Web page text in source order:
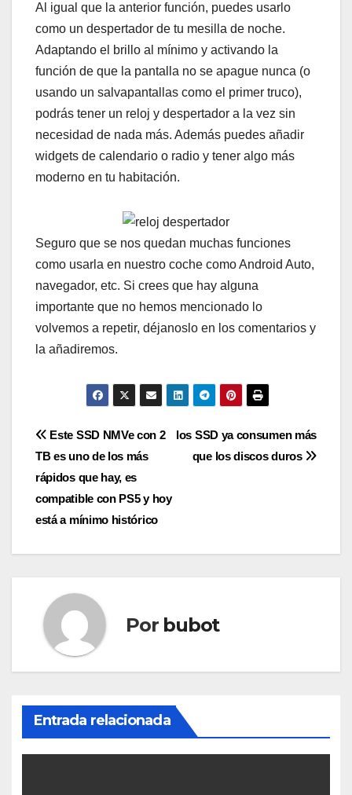
Al igual que la anterior función, puedes usarlo
como un despertador de tu mesilla de noche.
Adaptando el brillo al mínimo y activando la
función de que la pantalla no se apague nunca (o
usando un salvapantallas como el primer truco),
podrás tener un reloj y despertador a la vez sin
necesidad de nada más. Además puedes añadir
widgets de calendario o radio y tener algo más
moderno en tu habitación.
Seguro que se nos quedan muchas funciones
como usarla en nuestro coche como Android Auto,
navegador, etc. Si crees que hay alguna
importante que no hemos mencionado lo
volvemos a repetir, déjanoslo en los comentarios y
la añadiremos.
Navegación
de
entradas
los SSD ya consumen más
que los discos duros
Este SSD NMVe con 2
TB es uno de los más
rápidos que hay, es
compatible con PS5 y hoy
está a mínimo histórico
Por bubot
Entrada relacionada